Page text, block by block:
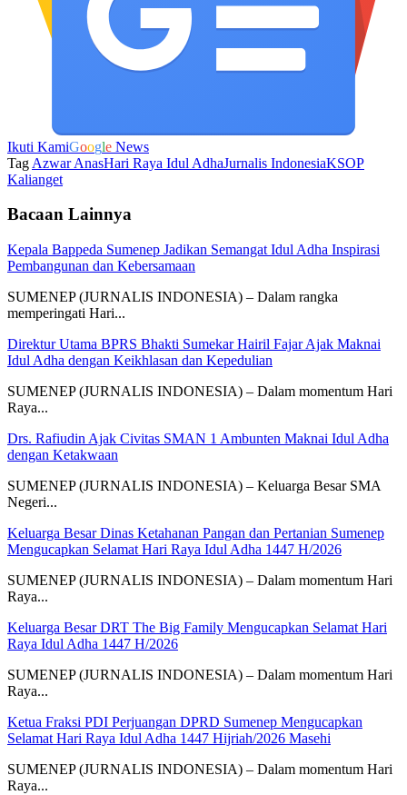
Ikuti KamiGoogle News
Tag Azwar AnasHari Raya Idul AdhaJurnalis IndonesiaKSOP
Kalianget
Bacaan Lainnya
Kepala Bappeda Sumenep Jadikan Semangat Idul Adha Inspirasi
Pembangunan dan Kebersamaan
SUMENEP (JURNALIS INDONESIA) – Dalam rangka
memperingati Hari...
Direktur Utama BPRS Bhakti Sumekar Hairil Fajar Ajak Maknai
Idul Adha dengan Keikhlasan dan Kepedulian
SUMENEP (JURNALIS INDONESIA) – Dalam momentum Hari
Raya...
Drs. Rafiudin Ajak Civitas SMAN 1 Ambunten Maknai Idul Adha
dengan Ketakwaan
SUMENEP (JURNALIS INDONESIA) – Keluarga Besar SMA
Negeri...
Keluarga Besar Dinas Ketahanan Pangan dan Pertanian Sumenep
Mengucapkan Selamat Hari Raya Idul Adha 1447 H/2026
SUMENEP (JURNALIS INDONESIA) – Dalam momentum Hari
Raya...
Keluarga Besar DRT The Big Family Mengucapkan Selamat Hari
Raya Idul Adha 1447 H/2026
SUMENEP (JURNALIS INDONESIA) – Dalam momentum Hari
Raya...
Ketua Fraksi PDI Perjuangan DPRD Sumenep Mengucapkan
Selamat Hari Raya Idul Adha 1447 Hijriah/2026 Masehi
SUMENEP (JURNALIS INDONESIA) – Dalam momentum Hari
Raya...